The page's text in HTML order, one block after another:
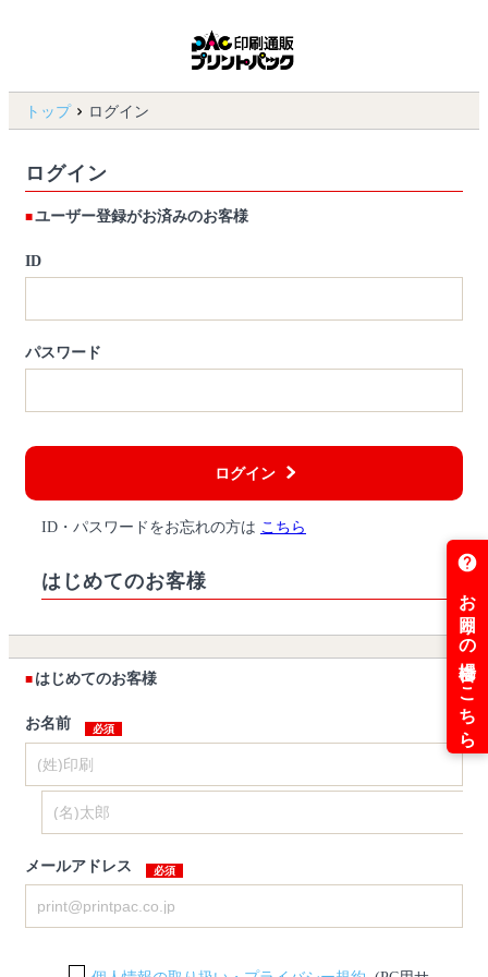
トップ ログイン
ログイン
ユーザー登録がお済みのお客様
ID
パスワード
ログイン
ID・パスワードをお忘れの方は こちら
はじめてのお客様
はじめてのお客様
お名前
メールアドレス